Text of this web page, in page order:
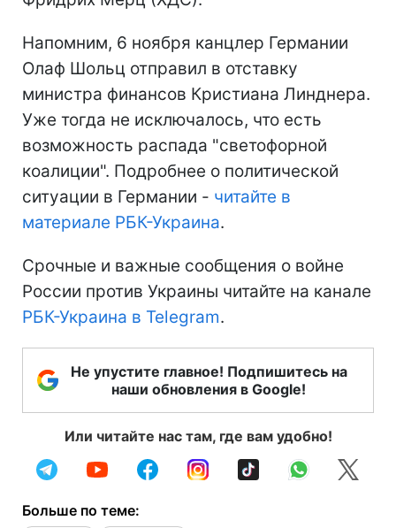
Напомним, 6 ноября канцлер Германии
Олаф Шольц отправил в отставку
министра финансов Кристиана Линднера.
Уже тогда не исключалось, что есть
возможность распада "светофорной
коалиции". Подробнее о политической
ситуации в Германии - читайте в
материале РБК-Украина.
Срочные и важные сообщения о войне
России против Украины читайте на канале
РБК-Украина в Telegram.
Не упустите главное! Подпишитесь на
наши обновления в Google!
Или читайте нас там, где вам удобно!
Больше по теме: